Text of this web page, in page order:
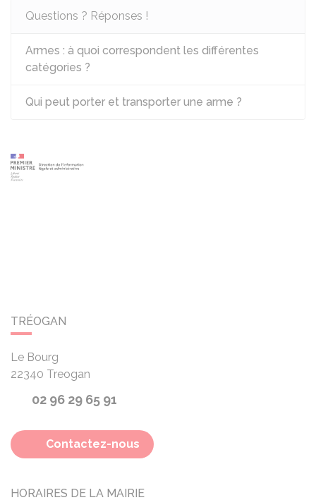
Questions ? Réponses !
Armes : à quoi correspondent les différentes
catégories ?
Qui peut porter et transporter une arme ?
TRÉOGAN
Le Bourg
22340 Treogan
02 96 29 65 91
Contactez-nous
HORAIRES DE LA MAIRIE